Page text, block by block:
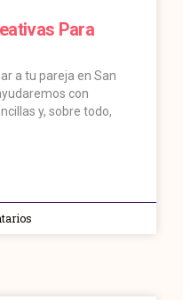
Para
a tu pareja en San
con
y, sobre todo,